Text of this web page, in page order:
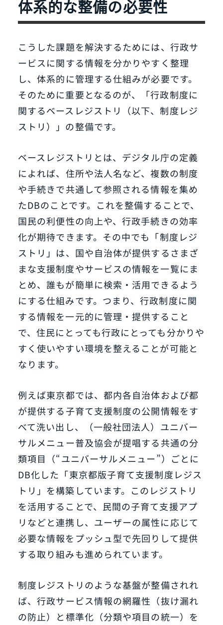
体系的な整備の必要性
こうした課題を解決するためには、行政サ
ービスに関する情報を分かりやすく整理
し、体系的に管理する仕組みが必要です。
そのために重要となるのが、「行政制度に
関するベースレジストリ（以下、制度レジ
ストリ）」の整備です。
ベースレジストリとは、デジタル庁の定義
によれば、住所や法人名など、複数の制度
や手続きで共通して参照される情報を集め
たDBのことです。これを整備することで、
国民の利便性の向上や、行政手続きの効率
化が期待できます。その中でも「制度レジ
ストリ」は、国や自治体が提供するさまざ
まな支援制度やサービスの情報を一覧にま
とめ、誰もが簡単に検索・活用できるよう
にする仕組みです。つまり、行政制度に関
する情報を一元的に管理・提供すること
で、住民にとっても行政にとっても分かりや
すく使いやすい環境を整えることが可能と
なります。
例えば東京都では、都内各自治体および都
が提供する子育て支援制度の公開情報をす
べて洗い出し、（一般社団法人）ユニバー
サルメニュー普及協会が提唱する共通の分
類項目（“ユニバーサルメニュー”）ごとに
DB化した「東京都版子育て支援制度レジス
トリ」を構築しています。このレジストリ
を活用することで、民間の子育て支援アプ
リなどと連携し、ユーザーの属性に応じて
必要な情報をプッシュ型で先回りして提供
する取り組みも進められています。
制度レジストリのような基盤が整備されれ
ば、行政サービス情報の網羅性（抜け漏れ
の防止）と標準化（分類や項目の統一）を